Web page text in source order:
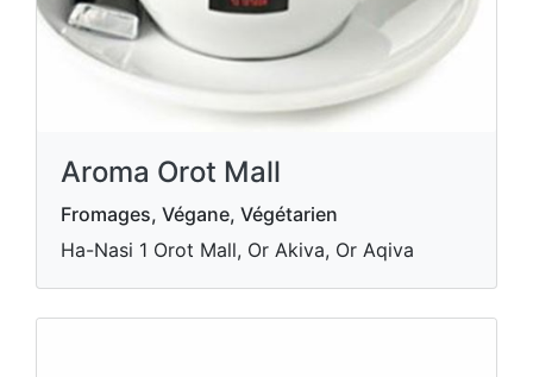
Aroma Orot Mall
Fromages, Végane, Végétarien
Ha-Nasi 1 Orot Mall, Or Akiva, Or Aqiva